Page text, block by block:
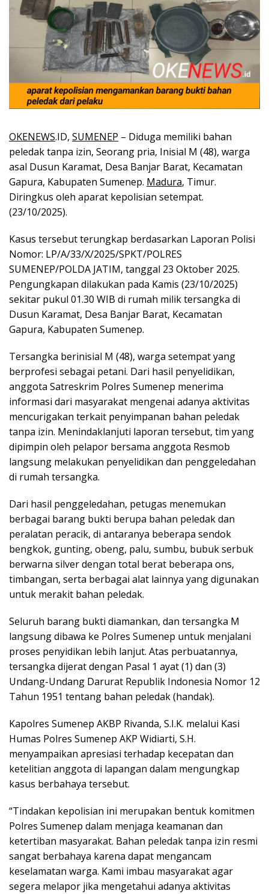
OKENEWS.ID, SUMENEP – Diduga memiliki bahan
peledak tanpa izin, Seorang pria, Inisial M (48), warga
asal Dusun Karamat, Desa Banjar Barat, Kecamatan
Gapura, Kabupaten Sumenep. Madura, Timur.
Diringkus oleh aparat kepolisian setempat.
(23/10/2025).
Kasus tersebut terungkap berdasarkan Laporan Polisi
Nomor: LP/A/33/X/2025/SPKT/POLRES
SUMENEP/POLDA JATIM, tanggal 23 Oktober 2025.
Pengungkapan dilakukan pada Kamis (23/10/2025)
sekitar pukul 01.30 WIB di rumah milik tersangka di
Dusun Karamat, Desa Banjar Barat, Kecamatan
Gapura, Kabupaten Sumenep.
Tersangka berinisial M (48), warga setempat yang
berprofesi sebagai petani. Dari hasil penyelidikan,
anggota Satreskrim Polres Sumenep menerima
informasi dari masyarakat mengenai adanya aktivitas
mencurigakan terkait penyimpanan bahan peledak
tanpa izin. Menindaklanjuti laporan tersebut, tim yang
dipimpin oleh pelapor bersama anggota Resmob
langsung melakukan penyelidikan dan penggeledahan
di rumah tersangka.
Dari hasil penggeledahan, petugas menemukan
berbagai barang bukti berupa bahan peledak dan
peralatan peracik, di antaranya beberapa sendok
bengkok, gunting, obeng, palu, sumbu, bubuk serbuk
berwarna silver dengan total berat beberapa ons,
timbangan, serta berbagai alat lainnya yang digunakan
untuk merakit bahan peledak.
Seluruh barang bukti diamankan, dan tersangka M
langsung dibawa ke Polres Sumenep untuk menjalani
proses penyidikan lebih lanjut. Atas perbuatannya,
tersangka dijerat dengan Pasal 1 ayat (1) dan (3)
Undang-Undang Darurat Republik Indonesia Nomor 12
Tahun 1951 tentang bahan peledak (handak).
Kapolres Sumenep AKBP Rivanda, S.I.K. melalui Kasi
Humas Polres Sumenep AKP Widiarti, S.H.
menyampaikan apresiasi terhadap kecepatan dan
ketelitian anggota di lapangan dalam mengungkap
kasus berbahaya tersebut.
“Tindakan kepolisian ini merupakan bentuk komitmen
Polres Sumenep dalam menjaga keamanan dan
ketertiban masyarakat. Bahan peledak tanpa izin resmi
sangat berbahaya karena dapat mengancam
keselamatan warga. Kami imbau masyarakat agar
segera melapor jika mengetahui adanya aktivitas